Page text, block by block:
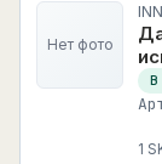
Нет фото
В
1